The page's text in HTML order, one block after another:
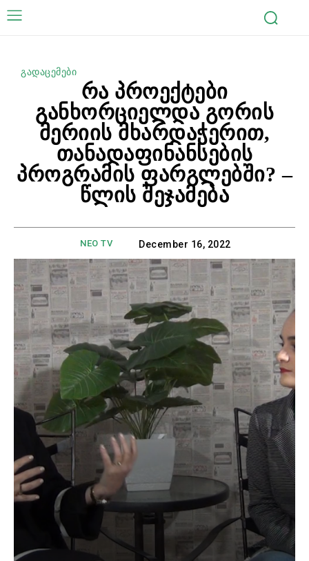
გადაცემები
რა პროექტები
განხორციელდა გორის
მერიის მხარდაჭერით,
თანადაფინანსების
პროგრამის ფარგლებში? –
წლის შეჯამება
NEO TV December 16, 2022